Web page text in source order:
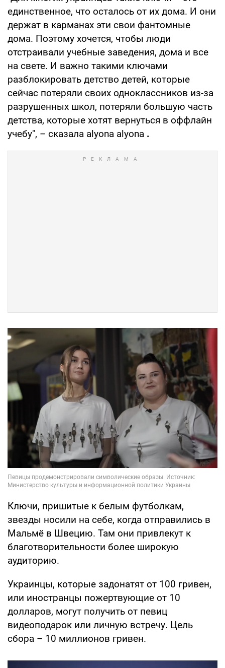
единственное, что осталось от их дома. И они
держат в карманах эти свои фантомные
дома. Поэтому хочется, чтобы люди
отстраивали учебные заведения, дома и все
на свете. И важно такими ключами
разблокировать детство детей, которые
сейчас потеряли своих одноклассников из-за
разрушенных школ, потеряли большую часть
детства, которые хотят вернуться в оффлайн
учебу", – сказала аlyona аlyona .
Ключи, пришитые к белым футболкам,
звезды носили на себе, когда отправились в
Мальмё в Швецию. Там они привлекут к
благотворительности более широкую
аудиторию.
Украинцы, которые задонатят от 100 гривен,
или иностранцы пожертвующие от 10
долларов, могут получить от певиц
видеоподарок или личную встречу. Цель
сбора – 10 миллионов гривен.